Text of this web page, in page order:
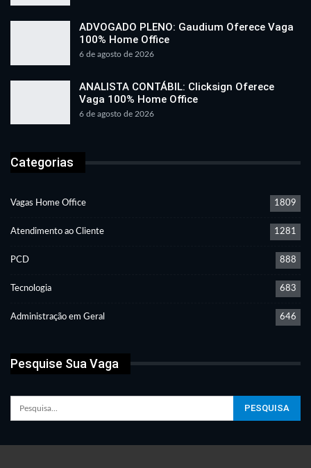
ADVOGADO PLENO: Gaudium Oferece Vaga
100% Home Office
6 de agosto de 2026
ANALISTA CONTÁBIL: Clicksign Oferece
Vaga 100% Home Office
6 de agosto de 2026
Categorias
Vagas Home Office 1809
Atendimento ao Cliente 1281
PCD 888
Tecnologia 683
Administração em Geral 646
Pesquise Sua Vaga